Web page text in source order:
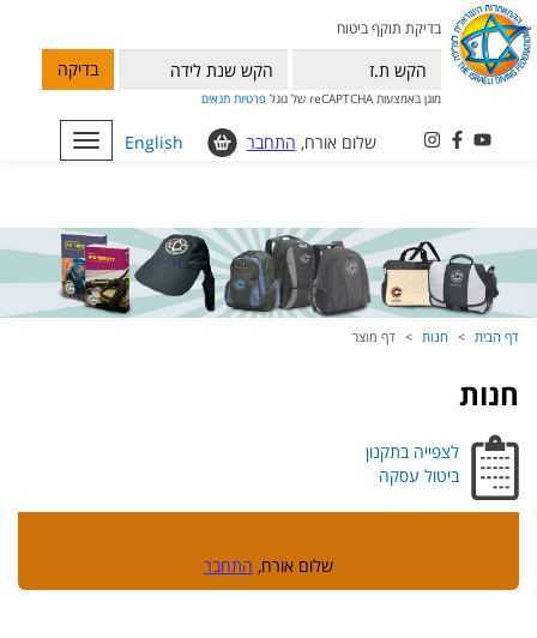
בדיקת תוקף ביטוח
בדיקה
מוגן באמצעות reCAPTCHA של גוגל פרטיות תנאים
Toggle
navigation
English שלום אורח, התחבר
דף הבית חנות דף מוצר
חנות
לצפייה בתקנון
ביטול עסקה
שלום אורח, התחבר